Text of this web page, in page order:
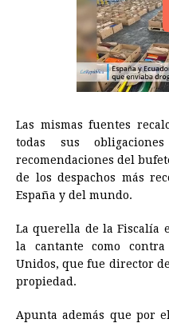
Las mismas fuentes
todas sus
recomendaciones del
de los despachos más
España y del mundo.
La querella de la Fiscalía
la cantante como
Unidos, que fue director
propiedad.
Apunta además que por